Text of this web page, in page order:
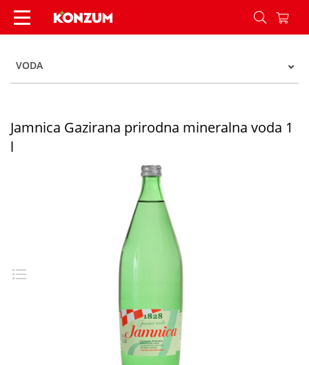
Jamnica Gazirana prirodna mineralna voda 1 l -
VODA
Jamnica Gazirana prirodna mineralna voda 1
l